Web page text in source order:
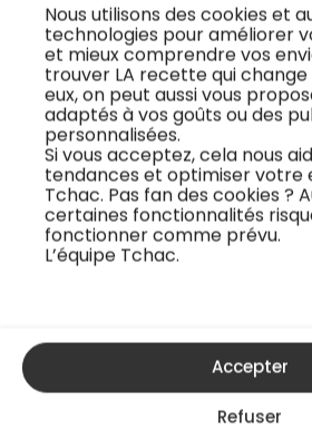
Nous utilisons des cookies et
technologies pour améliorer
et mieux comprendre vos
trouver LA recette qui
eux, on peut aussi vous
adaptés à vos goûts ou des
personnalisées.
Si vous acceptez, cela nous
tendances et optimiser votre
Tchac. Pas fan des cookies ?
certaines fonctionnalités
fonctionner comme prévu.
L’équipe Tchac.
Accepter
Refuser
La tradition de la
explication
20 mars 2025
Abonnez-vous à notre
!